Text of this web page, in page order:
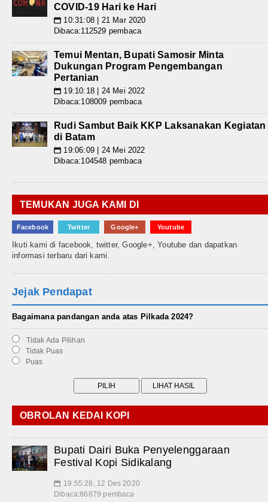
COVID-19 Hari ke Hari
📅 10:31:08 | 21 Mar 2020
Dibaca:112529 pembaca
Temui Mentan, Bupati Samosir Minta
Dukungan Program Pengembangan
Pertanian
📅 19:10:18 | 24 Mei 2022
Dibaca:108009 pembaca
Rudi Sambut Baik KKP Laksanakan Kegiatan
di Batam
📅 19:06:09 | 24 Mei 2022
Dibaca:104548 pembaca
TEMUKAN JUGA KAMI DI
Facebook Twitter Google+ Youtube
Ikuti kami di facebook, twitter, Google+, Youtube dan dapatkan
informasi terbaru dari kami.
Jejak Pendapat
Bagaimana pandangan anda atas Pilkada 2024?
Tidak Ada Pilihan
Tidak Puas
Puas
OBROLAN KEDAI KOPI
Bupati Dairi Buka Penyelenggaraan
Festival Kopi Sidikalang
📅 19:55:28, 12 Des 2020
Dibaca:86879 pembaca